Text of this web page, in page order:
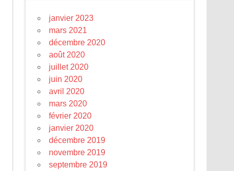
janvier 2023
mars 2021
décembre 2020
août 2020
juillet 2020
juin 2020
avril 2020
mars 2020
février 2020
janvier 2020
décembre 2019
novembre 2019
septembre 2019